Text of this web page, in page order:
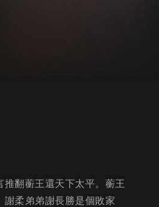
翻蘅王還天下太平。蘅王
柔弟弟謝長勝是個敗家